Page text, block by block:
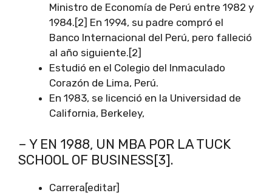
Ministro de Economía de Perú entre 1982 y
1984.[2] En 1994, su padre compró el
Banco Internacional del Perú, pero falleció
al año siguiente.[2]
Estudió en el Colegio del Inmaculado
Corazón de Lima, Perú.
En 1983, se licenció en la Universidad de
California, Berkeley,
– Y EN 1988, UN MBA POR LA TUCK
SCHOOL OF BUSINESS[3].
Carrera[editar]